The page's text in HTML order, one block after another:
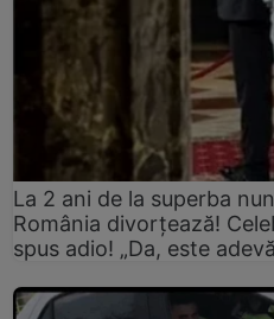
La 2 ani de la superba
România divorțează!
spus adio! „Da, este